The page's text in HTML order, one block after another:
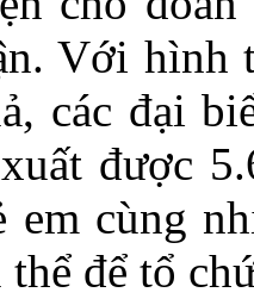
Với hình
các đại
được
em cùng
để tổ